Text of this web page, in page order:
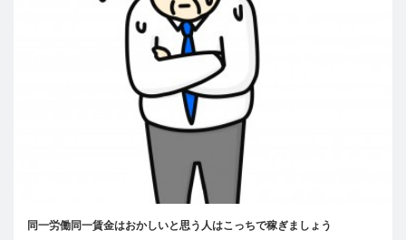
同一労働同一賃金はおかしいと思う人はこっちで稼ぎましょう